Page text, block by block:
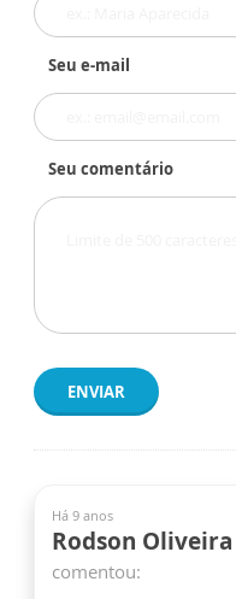
Seu e-mail
Seu comentário
ENVIAR
Há 9 anos
Rodson Oliveira
comentou: